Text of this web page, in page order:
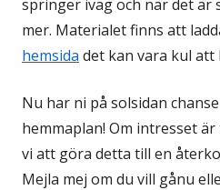
springer iväg och när det är
mer. Materialet finns att
hemsida det kan vara kul att
Nu har ni på solsidan
hemmaplan! Om intresset
vi att göra detta till en
Mejla mej om du vill gånu